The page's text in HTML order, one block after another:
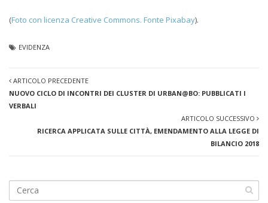
(Foto con licenza Creative Commons. Fonte Pixabay).
EVIDENZA
ARTICOLO PRECEDENTE
NUOVO CICLO DI INCONTRI DEI CLUSTER DI URBAN@BO: PUBBLICATI I
VERBALI
ARTICOLO SUCCESSIVO
RICERCA APPLICATA SULLE CITTÀ, EMENDAMENTO ALLA LEGGE DI
BILANCIO 2018